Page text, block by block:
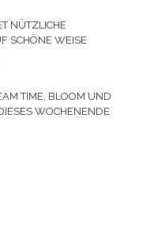
NÜTZLICHE
SCHÖNE WEISE
TIME, BLOOM UND
WOCHENENDE